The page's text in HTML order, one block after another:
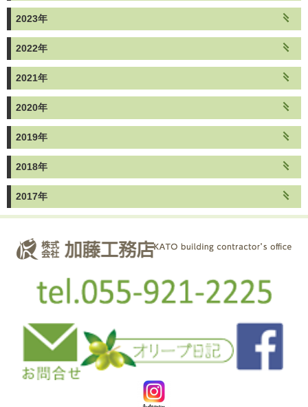
2023年
2022年
2021年
2020年
2019年
2018年
2017年